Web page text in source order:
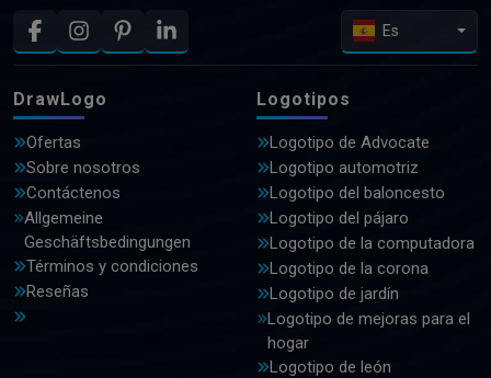
Es
DrawLogo
Ofertas
Sobre nosotros
Contáctenos
Allgemeine
Geschäftsbedingungen
Términos y condiciones
Reseñas
Logotipos
Logotipo de Advocate
Logotipo automotriz
Logotipo del baloncesto
Logotipo del pájaro
Logotipo de la computadora
Logotipo de la corona
Logotipo de jardín
Logotipo de mejoras para el
hogar
Logotipo de león